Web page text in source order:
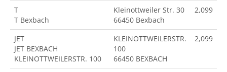
T
T Bexbach
Kleinottweiler Str. 30
66450 Bexbach
2,099
JET
JET BEXBACH
KLEINOTTWEILERSTR. 100
KLEINOTTWEILERSTR.
100
66450 BEXBACH
2,099